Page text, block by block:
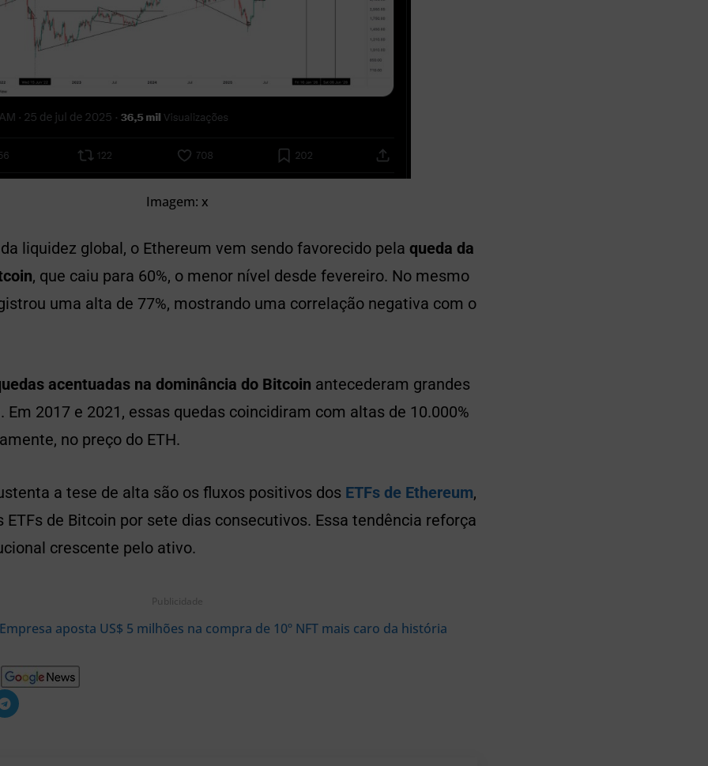
Imagem: x
liquidez global, o Ethereum vem sendo favorecido pela queda da
, que caiu para 60%, o menor nível desde fevereiro. No mesmo
uma alta de 77%, mostrando uma correlação negativa com o
acentuadas na dominância do Bitcoin antecederam grandes
Em 2017 e 2021, essas quedas coincidiram com altas de 10.000%
no preço do ETH.
a tese de alta são os fluxos positivos dos ETFs de Ethereum,
ETFs de Bitcoin por sete dias consecutivos. Essa tendência reforça
crescente pelo ativo.
Publicidade
Empresa aposta US$ 5 milhões na compra de 10º NFT mais caro da história